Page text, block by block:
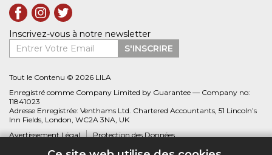
Inscrivez-vous à notre newsletter
Entrer Votre Email
S'INSCRIRE
Tout le Contenu © 2026 LILA
Enregistré comme Company Limited by Guarantee — Company no:
11841023
Adresse Enregistrée: Venthams Ltd. Chartered Accountants, 51 Lincoln’s
Inn Fields, London, WC2A 3NA, UK
Avertissement Légal
Protection des Données